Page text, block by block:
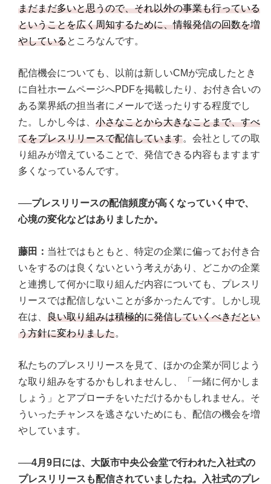
まだまだ多いと思うので、それ以外の事業も行っている
ということを広く周知するために、情報発信の回数を増
やしているところなんです。
配信機会についても、以前は新しいCMが完成したとき
に自社ホームページへPDFを掲載したり、お付き合いの
ある業界紙の担当者にメールで送ったりする程度でし
た。しかし今は、 小さなことから大きなことまで、すべ
てをプレスリリースで配信しています。会社としての取
り組みが増えていることで、発信できる内容もますます
多くなっているんです。
──プレスリリースの配信頻度が高くなっていく中で、
心境の変化などはありましたか。
藤田： 当社ではもともと、特定の企業に偏ってお付き合
いをするのは良くないという考えがあり、どこかの企業
と連携して何かに取り組んだ内容についても、プレスリ
リースでは配信しないことが多かったんです。しかし現
在は、 良い取り組みは積極的に発信していくべきだとい
う方針に変わりました。
私たちのプレスリリースを見て、ほかの企業が同じよう
な取り組みをするかもしれませんし、「一緒に何かしま
しょう」とアプローチをいただけるかもしれません。そ
ういったチャンスを逃さないためにも、配信の機会を増
やしています。
──4月9日には、大阪市中央公会堂で行われた入社式の
プレスリリースも配信されていましたね。入社式のプレ